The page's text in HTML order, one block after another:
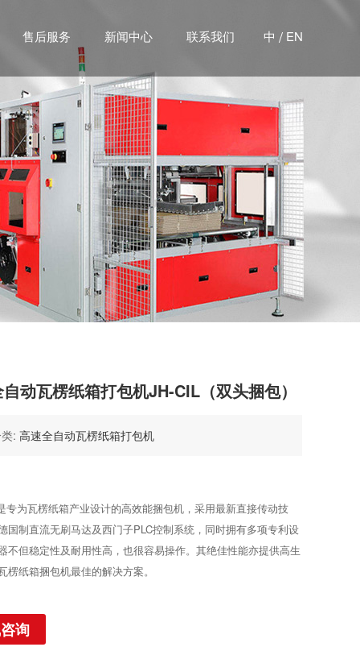
售后服务 新闻中心 联系我们 中 / EN
动瓦楞纸箱打包机JH-CIL（双头捆包）
: 高速全自动瓦楞纸箱打包机
专为瓦楞纸箱产业设计的高效能捆包机，采用最新直接传动技
国制直流无刷马达及西门子PLC控制系统，同时拥有多项专利设
不但稳定性及耐用性高，也很容易操作。其绝佳性能亦提供高生
楞纸箱捆包机最佳的解决方案。
询